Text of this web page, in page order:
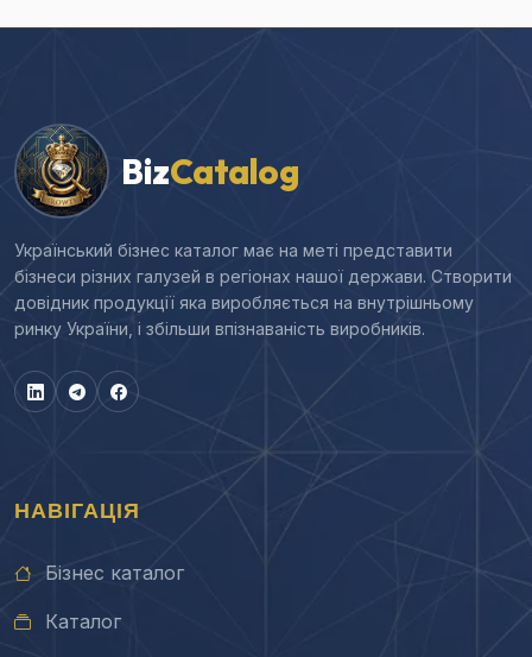
BizCatalog
Український бізнес каталог має на меті представити
бізнеси різних галузей в регіонах нашої держави. Створити
довідник продукції яка виробляється на внутрішньому
ринку України, і збільши впізнаваність виробників.
НАВІГАЦІЯ
Бізнес каталог
Каталог